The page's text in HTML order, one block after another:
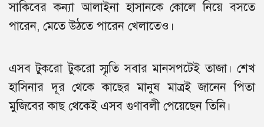
সাকিবের কন্যা আলাইনা হাসানকে কোলে নিয়ে বসতে
পারেন, মেতে উঠতে পারেন খেলাতেও।
এসব টুকরো টুকরো স্মৃতি সবার মানসপটেই তাজা। শেখ
হাসিনার দূর থেকে কাছের মানুষ মাত্রই জানেন পিতা
মুজিবের কাছ থেকেই এসব গুণাবলী পেয়েছেন তিনি।